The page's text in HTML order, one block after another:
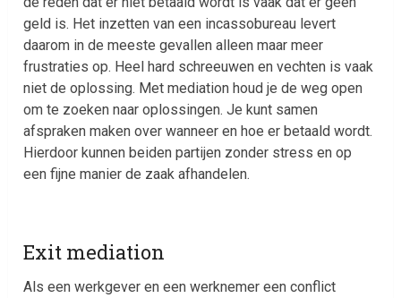
geld is. Het inzetten van een incassobureau levert
daarom in de meeste gevallen alleen maar meer
frustraties op. Heel hard schreeuwen en vechten is vaak
niet de oplossing. Met mediation houd je de weg open
om te zoeken naar oplossingen. Je kunt samen
afspraken maken over wanneer en hoe er betaald wordt.
Hierdoor kunnen beiden partijen zonder stress en op
een fijne manier de zaak afhandelen.
Exit mediation
Als een werkgever en een werknemer een conflict